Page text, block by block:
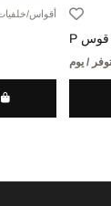
قوس P
/ يوم
أقواس/